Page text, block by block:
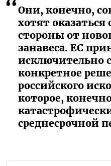
Они, конечно,
хотят
стороны от
занавеса. ЕС
исключительно
конкретное
российского
которое,
среднесрочной